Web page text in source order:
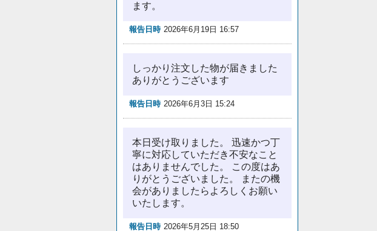
ます。
報告日時 2026年6月19日 16:57
しっかり注文した物が届きました
ありがとうございます
報告日時 2026年6月3日 15:24
本日受け取りました。 迅速かつ丁
寧に対応していただき不安なこと
はありませんでした。 この度はあ
りがとうございました。 またの機
会がありましたらよろしくお願い
いたします。
報告日時 2026年5月25日 18:50